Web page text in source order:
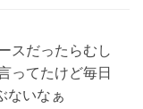
スだったらむし
ってたけど毎日
ないなぁ